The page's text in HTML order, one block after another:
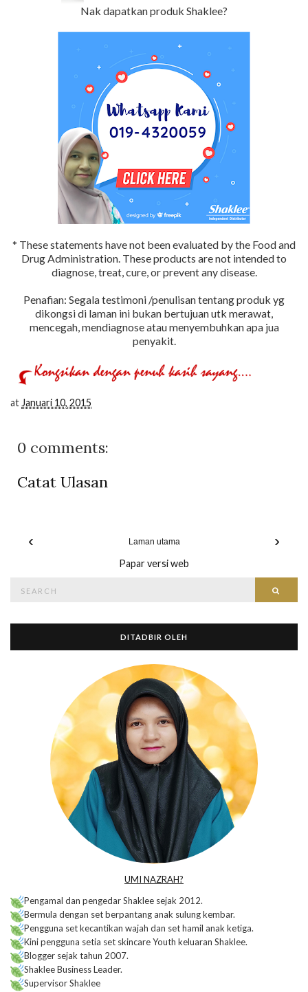
Nak dapatkan produk Shaklee?
* These statements have not been evaluated by the Food and
Drug Administration. These products are not intended to
diagnose, treat, cure, or prevent any disease.
Penafian: Segala testimoni /penulisan tentang produk yg
dikongsi di laman ini bukan bertujuan utk merawat,
mencegah, mendiagnose atau menyembuhkan apa jua
penyakit.
at Januari 10, 2015
0 comments:
Catat Ulasan
‹ ›
Laman utama
Papar versi web
for:
DITADBIR OLEH
UMI NAZRAH?
Pengamal dan pengedar Shaklee sejak 2012.
Bermula dengan set berpantang anak sulung kembar.
Pengguna set kecantikan wajah dan set hamil anak ketiga.
Kini pengguna setia set skincare Youth keluaran Shaklee.
Blogger sejak tahun 2007.
Shaklee Business Leader.
Supervisor Shaklee